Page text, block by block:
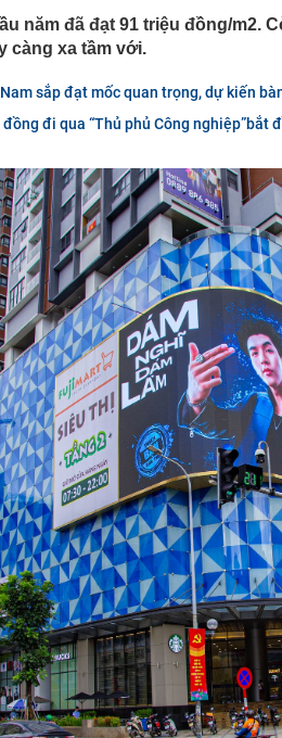
được tạp chí Mỹ đánh giá đẹp hơn cả
“ông lớn” Sun Group, Vingroup, BIM
triển gần 61.000 căn nhà ở xã hội, doanh
Bản thích đi nhà tắm công cộng?
Sun Group làm 2 khu đô thị 36.000 tỷ đồng
khai Vùng phát thải thấp trong Vành đai 1
bị loãng xương, "thủ phạm" có liên quan
người rất chuộng vì nhanh và tiện lợi
khu đô thị bị trộm mất 2 bánh
giá Jaecoo J5 tại Việt Nam
vốn tại các ngân hàng vượt 200.000 tỷ:
thành ngay trên Vịnh Bắc Bộ
năm đã đạt 91 triệu đồng/m2.
càng xa tầm với.
sắp đạt mốc quan trọng, dự kiến
đi qua “Thủ phủ Công